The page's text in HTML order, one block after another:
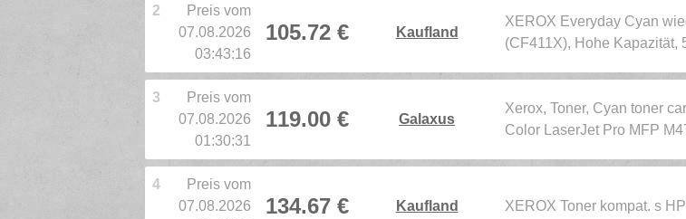
2
Preis vom
07.08.2026
03:43:16
105.72 € Kaufland
XEROX Everyday Cyan
(CF411X), Hohe Kapazität,
3
Preis vom
07.08.2026
01:30:31
119.00 € Galaxus
Xerox, Toner, Cyan toner
Color LaserJet Pro MFP
4
Preis vom
07.08.2026
134.67 € Kaufland XEROX Toner kompat. s